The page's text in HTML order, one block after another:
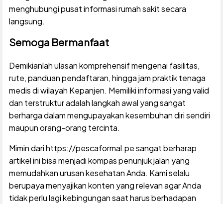
menghubungi pusat informasi rumah sakit secara
langsung.
Semoga Bermanfaat
Demikianlah ulasan komprehensif mengenai fasilitas,
rute, panduan pendaftaran, hingga jam praktik tenaga
medis di wilayah Kepanjen. Memiliki informasi yang valid
dan terstruktur adalah langkah awal yang sangat
berharga dalam mengupayakan kesembuhan diri sendiri
maupun orang-orang tercinta.
Mimin dari https://pescaformal.pe sangat berharap
artikel ini bisa menjadi kompas penunjuk jalan yang
memudahkan urusan kesehatan Anda. Kami selalu
berupaya menyajikan konten yang relevan agar Anda
tidak perlu lagi kebingungan saat harus berhadapan